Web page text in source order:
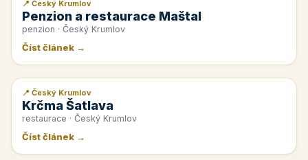
📰 PR článek
📍 Český Krumlov
Penzion a restaurace Maštal
penzion · Český Krumlov
Číst článek →
📰 PR článek
📍 Český Krumlov
Krčma Šatlava
restaurace · Český Krumlov
Číst článek →